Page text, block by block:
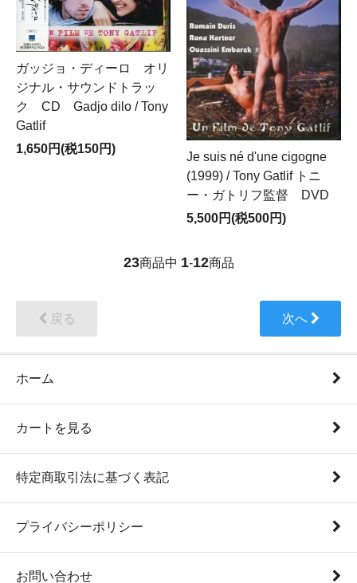
ガッジョ・ディーロ オリ
ジナル・サウンドトラッ
ク CD Gadjo dilo / Tony
Gatlif
1,650円(税150円)
Je suis né d'une cigogne
(1999) / Tony Gatlif トニ
ー・ガトリフ監督 DVD
5,500円(税500円)
23商品中 1-12商品
戻る 次へ
ホーム
カートを見る
特定商取引法に基づく表記
プライバシーポリシー
お問い合わせ